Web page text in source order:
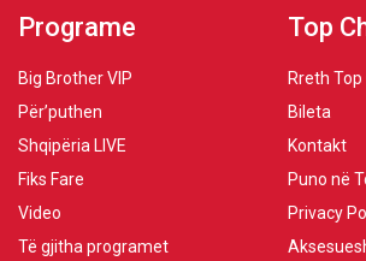
Programe
Big Brother VIP
Për’puthen
Shqipëria LIVE
Fiks Fare
Video
Të gjitha programet
Top
Rreth Top
Bileta
Kontakt
Puno në
Privacy